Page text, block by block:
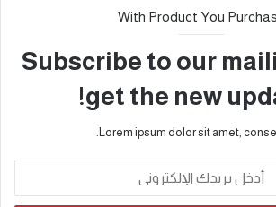
With Product You
Subscribe to our
get the new
Lorem ipsum dolor sit amet,